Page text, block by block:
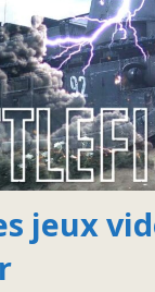
jeux